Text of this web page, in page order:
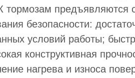
тормозам
безопасности:
условий работы;
конструктивная
нагрева и износа